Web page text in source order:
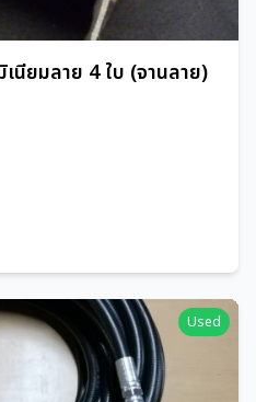
นียมลาย 4 ใบ (จานลาย)
Used